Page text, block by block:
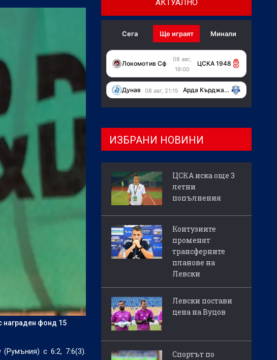
награден фонд 15
(Румъния) с 6:2, 7:6(3).
АКТУАЛНО
Сега Ще играят Минали
Локомотив Сф
08 авг,
19:00
ЦСКА 1948
Дунав 08 авг, 21:15 Арда Кърджали
ИЗБРАНИ НОВИНИ
ЦСКА иска още 3
летни
попълнения
Контузиите
променят
трансферните
планове на
Левски
Левски постави
цена на Вуцов
Спортът по